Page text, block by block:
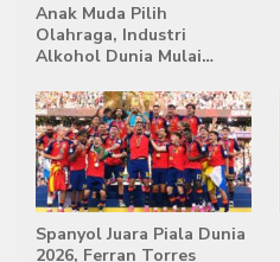
Anak Muda Pilih
Olahraga, Industri
Alkohol Dunia Mulai
Spanyol Juara Piala Dunia
2026, Ferran Torres